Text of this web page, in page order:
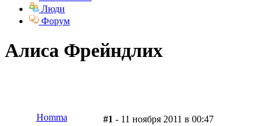
Люди
Форум
Алиса Фрейндлих
Homma #1 - 11 ноября 2011 в 00:47